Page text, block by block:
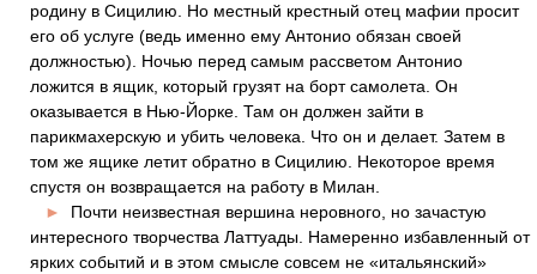
родину в Сицилию. Но местный крестный отец мафии просит
его об услуге (ведь именно ему Антонио обязан своей
должностью). Ночью перед самым рассветом Антонио
ложится в ящик, который грузят на борт самолета. Он
оказывается в Нью-Йорке. Там он должен зайти в
парикмахерскую и убить человека. Что он и делает. Затем в
том же ящике летит обратно в Сицилию. Некоторое время
спустя он возвращается на работу в Милан.
►
Почти неизвестная вершина неровного, но зачастую
интересного творчества Латтуады. Намеренно избавленный от
ярких событий и в этом смысле совсем не «итальянский»